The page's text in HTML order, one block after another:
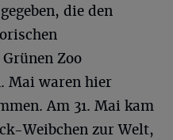
die den
Zoo
Mai waren hier
Am 31. Mai kam
Weibchen zur Welt,